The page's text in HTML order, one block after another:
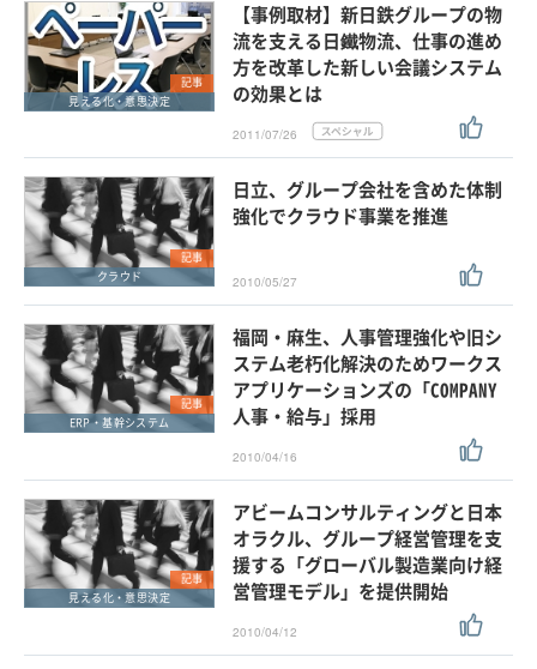
記事
見える化・意思決定
【事例取材】新日鉄グループの物
流を支える日鐵物流、仕事の進め
方を改革した新しい会議システム
の効果とは
2011/07/26
記事
クラウド
日立、グループ会社を含めた体制
強化でクラウド事業を推進
2010/05/27
記事
ERP・基幹システム
福岡・麻生、人事管理強化や旧シ
ステム老朽化解決のためワークス
アプリケーションズの「COMPANY
人事・給与」採用
2010/04/16
記事
見える化・意思決定
アビームコンサルティングと日本
オラクル、グループ経営管理を支
援する「グローバル製造業向け経
営管理モデル」を提供開始
2010/04/12